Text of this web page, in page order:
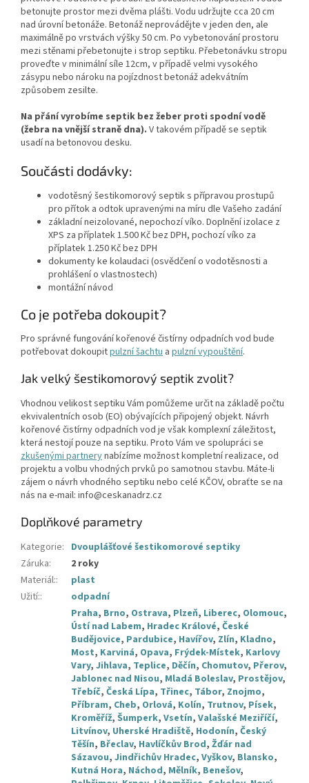
betonujte prostor mezi dvěma plášti. Vodu udržujte cca 20 cm
nad úrovní betonáže. Betonáž neprovádějte v jeden den, ale
maximálně po vrstvách výšky 50 cm. Po vybetonování prostoru
mezi stěnami přebetonujte i strop septiku. Přebetonávku stropu
proveďte v minimální síle 12cm, v případě velmi vysokého
zásypu nebo nároku na pojízdnost betonáž adekvátním
způsobem zesilte.
Na přání vyrobíme septik bez žeber proti spodní vodě
(žebra na vnější straně dna). V takovém případě se septik
usadí na betonovou desku.
Součásti dodávky:
vodotěsný šestikomorový septik s přípravou prostupů
pro přítok a odtok upravenými na míru dle Vašeho zadání
základní neizolované, nepochozí víko. Doplnění izolace z
XPS za příplatek 1.500 Kč bez DPH, pochozí víko za
příplatek 1.250 Kč bez DPH
dokumenty ke kolaudaci (osvědčení o vodotěsnosti a
prohlášení o vlastnostech)
montážní návod
Co je potřeba dokoupit?
Pro správné fungování kořenové čistírny odpadních vod bude
potřebovat dokoupitpulzní šachtu a pulzní vypouštění.
Jak velký šestikomorový septik zvolit?
Vhodnou velikost septiku Vám pomůžeme určit na základě počtu
ekvivalentních osob (EO) obývajících připojený objekt. Návrh
kořenové čistírny odpadních vod je však komplexní záležitost,
která nestojí pouze na septiku. Proto Vám ve spolupráci se
zkušenými partnerynabízíme možnost kompletní realizace, od
projektu a volbu vhodných prvků po samotnou stavbu. Máte-li
zájem o návrh vhodného septiku nebo celé KČOV, obraťte se na
nás na e-mail: info@ceskanadrz.cz
Doplňkové parametry
Kategorie: Dvouplášťové šestikomorové septiky
Záruka:
2 roky
Materiál::
plast
Užití:: odpadní
Praha, Brno, Ostrava, Plzeň, Liberec, Olomouc,
Ústí nad Labem, Hradec Králové, České
Budějovice, Pardubice, Havířov, Zlín, Kladno,
Most, Karviná, Opava, Frýdek-Místek, Karlovy
Vary, Jihlava, Teplice, Děčín, Chomutov, Přerov,
Jablonec nad Nisou, Mladá Boleslav, Prostějov,
Třebíč, Česká Lípa, Třinec, Tábor, Znojmo,
Příbram, Cheb, Orlová, Kolín, Trutnov, Písek,
Kroměříž, Šumperk, Vsetín, Valašské Meziříčí,
Litvínov, Uherské Hradiště, Hodonín, Český
Těšín, Břeclav, Havlíčkův Brod, Žďár nad
Sázavou, Jindřichův Hradec, Vyškov, Blansko,
Kutná Hora, Náchod, Mělník, Benešov,